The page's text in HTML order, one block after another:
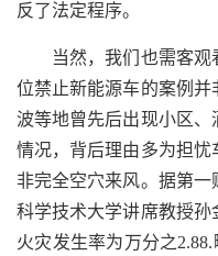
反了法定程序。
当然，我们也需客观
位禁止新能源车的案例
波等地曾先后出现小区
情况，背后理由多为担
非完全空穴来风。据第一
科学技术大学讲席教授
火灾发生率为万分之